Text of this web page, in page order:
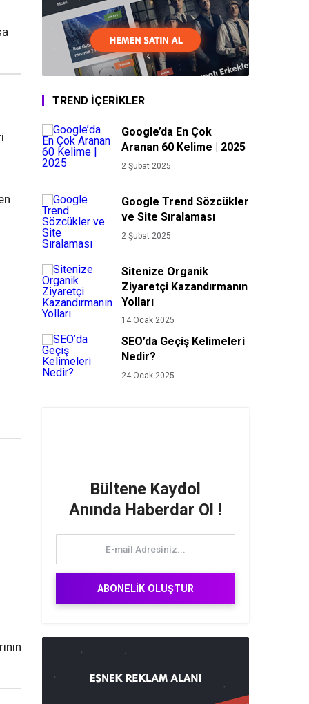
TREND İÇERİKLER
Google’da En Çok
Aranan 60 Kelime | 2025
2 Şubat 2025
Google Trend Sözcükler
ve Site Sıralaması
2 Şubat 2025
Sitenize Organik
Ziyaretçi Kazandırmanın
Yolları
14 Ocak 2025
SEO’da Geçiş Kelimeleri
Nedir?
24 Ocak 2025
Bültene Kaydol
Anında Haberdar Ol !
ABONELİK OLUŞTUR